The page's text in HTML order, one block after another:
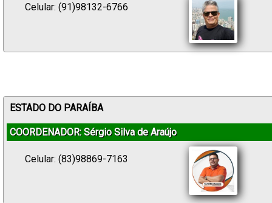
Celular: (91)98132-6766
ESTADO DO PARAÍBA
COORDENADOR: Sérgio Silva de Araújo
Celular: (83)98869-7163